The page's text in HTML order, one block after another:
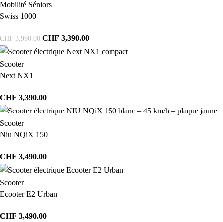
Mobilité Séniors
Swiss 1000
CHF3,990.00 CHF 3,390.00
Scooter
Next NX1
CHF 3,390.00
Scooter
Niu NQiX 150
CHF 3,490.00
Scooter
Ecooter E2 Urban
CHF 3,490.00